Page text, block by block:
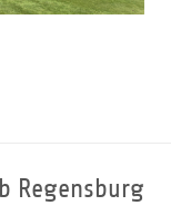
Regensburg